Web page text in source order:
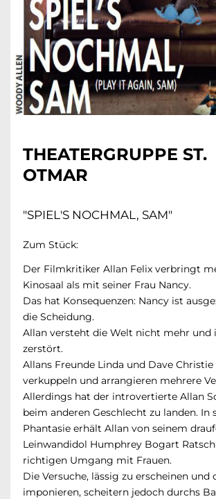
THEATERGRUPPE ST.
OTMAR
"SPIEL'S NOCHMAL, SAM"
Zum Stück:
Der Filmkritiker Allan Felix verbringt
Kinosaal als mit seiner Frau Nancy.
Das hat Konsequenzen: Nancy ist
die Scheidung.
Allan versteht die Welt nicht mehr und
zerstört.
Allans Freunde Linda und Dave
verkuppeln und arrangieren mehrere
Allerdings hat der introvertierte Allan
beim anderen Geschlecht zu landen. In
Phantasie erhält Allan von seinem
Leinwandidol Humphrey Bogart
richtigen Umgang mit Frauen.
Die Versuche, lässig zu erscheinen und
imponieren, scheitern jedoch durchs